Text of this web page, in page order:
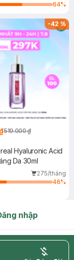
64%
-42%
519.000 ₫
Hyaluronic Acid
Da 30ml
275/tháng
46%
nhập